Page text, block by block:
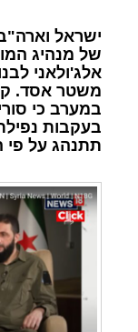
ישראל
של מנהיג
אלג'ולאני
משטר אסד.
במערב כי
בעקבות
תתנהג על פי